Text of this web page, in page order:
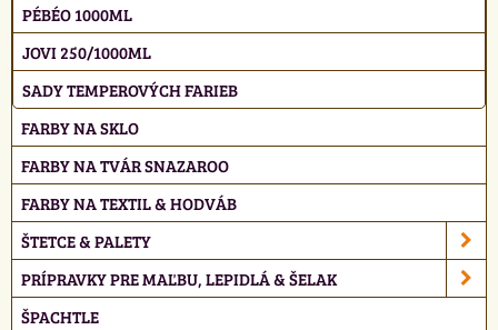
PÉBÉO 1000ML
JOVI 250/1000ML
SADY TEMPEROVÝCH FARIEB
FARBY NA SKLO
FARBY NA TVÁR SNAZAROO
FARBY NA TEXTIL & HODVÁB
ŠTETCE & PALETY
PRÍPRAVKY PRE MAĽBU, LEPIDLÁ & ŠELAK
ŠPACHTLE